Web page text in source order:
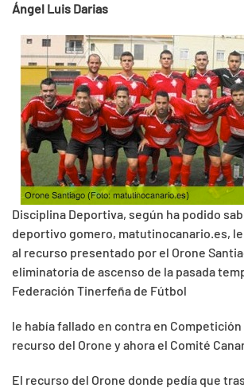
Ángel Luis Darias
Disciplina Deportiva, según ha podido
deportivo gomero, matutinocanario.es, le
al recurso presentado por el Orone
eliminatoria de ascenso de la pasada
Federación Tinerfeña de Fútbol
le había fallado en contra en Competición
recurso del Orone y ahora el Comité
El recurso del Orone donde pedía que